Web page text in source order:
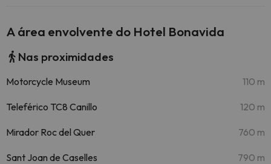
A área envolvente do Hotel Bonavida
Nas proximidades
Motorcycle Museum 110 m
Teleférico TC8 Canillo 120 m
Mirador Roc del Quer 760 m
Sant Joan de Caselles 790 m